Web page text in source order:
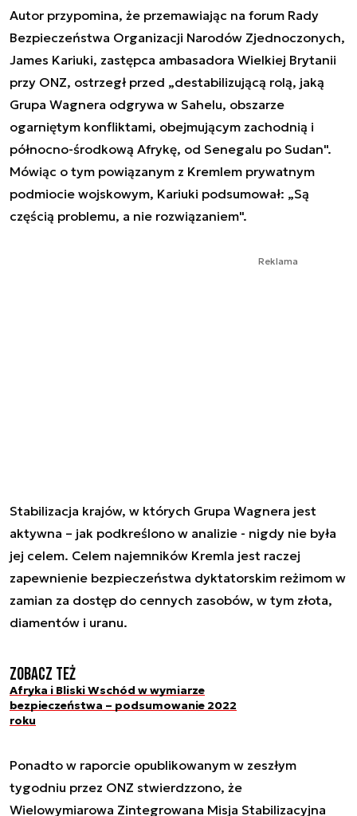
Autor przypomina, że przemawiając na forum Rady
Bezpieczeństwa Organizacji Narodów Zjednoczonych,
James Kariuki, zastępca ambasadora Wielkiej Brytanii
przy ONZ, ostrzegł przed „destabilizującą rolą, jaką
Grupa Wagnera odgrywa w Sahelu, obszarze
ogarniętym konfliktami, obejmującym zachodnią i
północno-środkową Afrykę, od Senegalu po Sudan".
Mówiąc o tym powiązanym z Kremlem prywatnym
podmiocie wojskowym, Kariuki podsumował: „Są
częścią problemu, a nie rozwiązaniem".
Reklama
Stabilizacja krajów, w których Grupa Wagnera jest
aktywna – jak podkreślono w analizie - nigdy nie była
jej celem. Celem najemników Kremla jest raczej
zapewnienie bezpieczeństwa dyktatorskim reżimom w
zamian za dostęp do cennych zasobów, w tym złota,
diamentów i uranu.
Zobacz też
Afryka i Bliski Wschód w wymiarze
bezpieczeństwa – podsumowanie 2022
roku
Ponadto w raporcie opublikowanym w zeszłym
tygodniu przez ONZ stwierdzzono, że
Wielowymiarowa Zintegrowana Misja Stabilizacyjna